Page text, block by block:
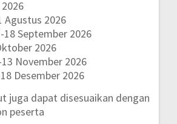
Agustus 2026
18 September 2026
2026
November 2026
Desember 2026
juga dapat disesuaikan dengan
peserta